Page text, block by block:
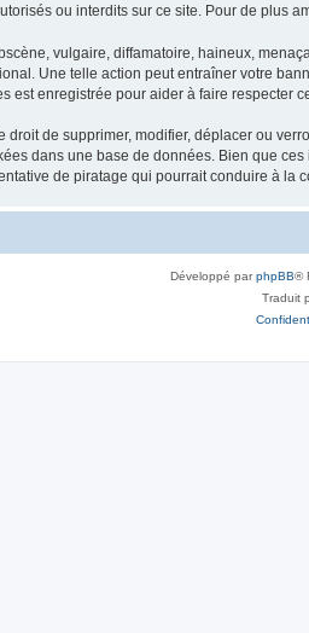
ou interdits sur ce site. Pour de plus
vulgaire, diffamatoire, haineux,
Une telle action peut entraîner votre
est enregistrée pour aider à faire respecter
de supprimer, modifier, déplacer ou
dans une base de données. Bien que
de piratage qui pourrait conduire à la
Développé parphpBB®
Traduit